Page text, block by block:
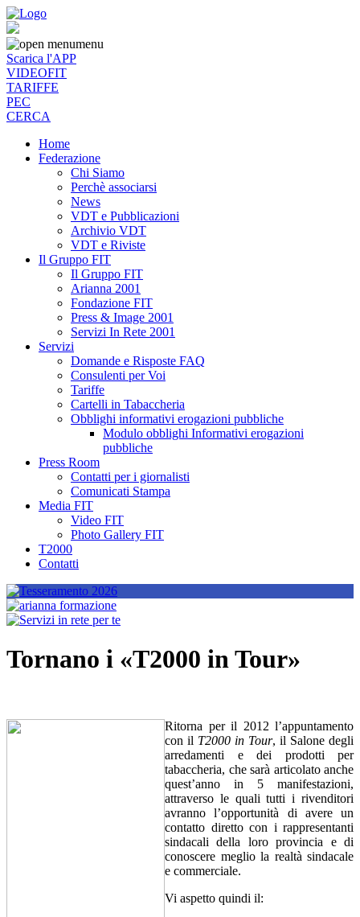
menu
Scarica l'APP
VIDEOFIT
TARIFFE
PEC
CERCA
Home
Federazione
Chi Siamo
Perchè associarsi
News
VDT e Pubblicazioni
Archivio VDT
VDT e Riviste
Il Gruppo FIT
Il Gruppo FIT
Arianna 2001
Fondazione FIT
Press & Image 2001
Servizi In Rete 2001
Servizi
Domande e Risposte FAQ
Consulenti per Voi
Tariffe
Cartelli in Tabaccheria
Obblighi informativi erogazioni pubbliche
Modulo obblighi Informativi erogazioni
pubbliche
Press Room
Contatti per i giornalisti
Comunicati Stampa
Media FIT
Video FIT
Photo Gallery FIT
T2000
Contatti
Tornano i «T2000 in Tour»
Ritorna per il 2012 l’appuntamento
con il T2000 in Tour, il Salone degli
arredamenti e dei prodotti per
tabaccheria, che sarà articolato anche
quest’anno in 5 manifestazioni,
attraverso le quali tutti i rivenditori
avranno l’opportunità di avere un
contatto diretto con i rappresentanti
sindacali della loro provincia e di
conoscere meglio la realtà sindacale
e commerciale.
Vi aspetto quindi il: